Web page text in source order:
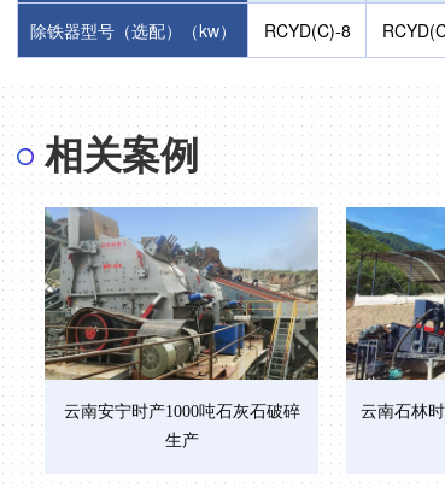
除铁器型号（选配）（kw） RCYD(C)-8
相关案例
云南安宁时产1000吨石灰石破碎
生产
云南石林